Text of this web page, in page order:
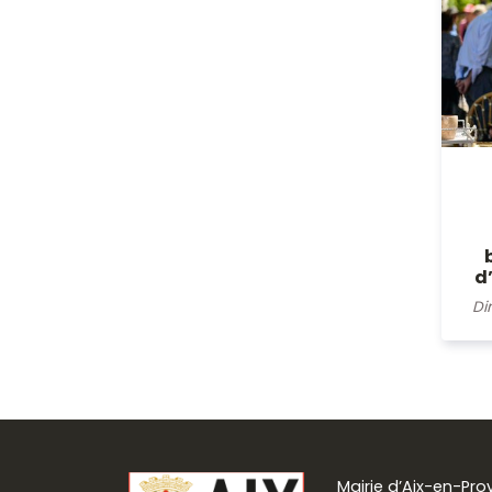
Mairie d’Aix-en-